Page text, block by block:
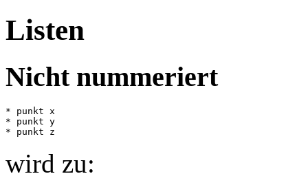
Listen
Nicht nummeriert
* punkt x
* punkt y
wird zu: